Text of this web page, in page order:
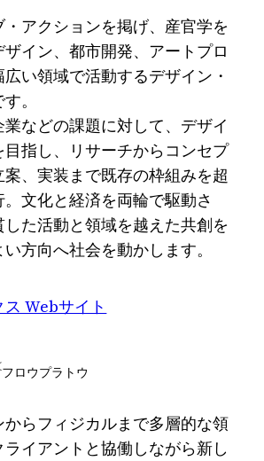
アクションを掲げ、産官学を
イン、都市開発、アートプロ
い領域で活動するデザイン・
。
などの課題に対して、デザイ
目指し、リサーチからコンセプ
案、実装まで既存の枠組みを超
文化と経済を両輪で駆動さ
た活動と領域を越えた共創を
方向へ社会を動かします。
Webサイト
フロウプラトウ
らフィジカルまで多層的な領
イアントと協働しながら新し